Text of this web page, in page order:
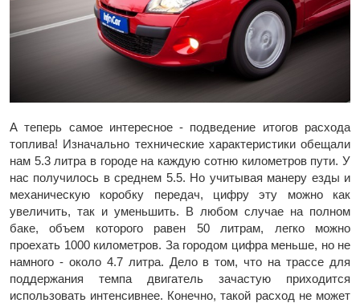
А теперь самое интересное - подведение итогов расхода
топлива! Изначально технические характеристики обещали
нам 5.3 литра в городе на каждую сотню километров пути. У
нас получилось в среднем 5.5. Но учитывая манеру езды и
механическую коробку передач, цифру эту можно как
увеличить, так и уменьшить. В любом случае на полном
баке, объем которого равен 50 литрам, легко можно
проехать 1000 километров. За городом цифра меньше, но не
намного - около 4.7 литра. Дело в том, что на трассе для
поддержания темпа двигатель зачастую приходится
использовать интенсивнее. Конечно, такой расход не может